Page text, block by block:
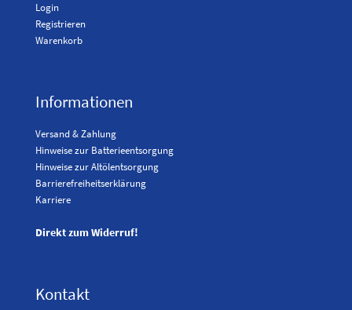
Login
Registrieren
Warenkorb
Informationen
Versand & Zahlung
Hinweise zur Batterieentsorgung
Hinweise zur Altölentsorgung
Barrierefreiheitserklärung
Karriere
Direkt zum Widerruf!
Kontakt